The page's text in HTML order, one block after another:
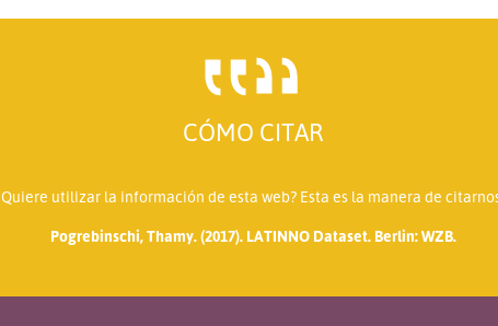
CÓMO CITAR
Quiere utilizar la información de esta web? Esta es la manera de
Pogrebinschi, Thamy. (2017). LATINNO Dataset. Berlin: WZB.